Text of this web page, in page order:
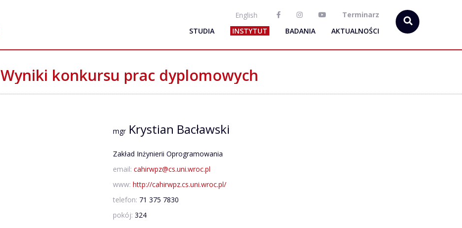
English
Terminarz
STUDIA
INSTYTUT BADANIA AKTUALNOŚCI
Wyniki konkursu prac dyplomowych
mgrKrystian Bacławski
Zakład Inżynierii Oprogramowania
email: cahirwpz@cs.uni.wroc.pl
www: http://cahirwpz.cs.uni.wroc.pl/
telefon: 71 375 7830
pokój: 324